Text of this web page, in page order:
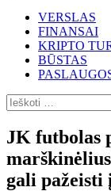
VERSLAS
FINANSAI
KRIPTO
BŪSTAS
Ieškoti:
JK futbolas
gali pažeisti